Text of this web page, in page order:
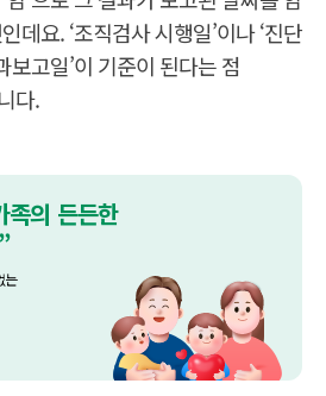
데요. ‘조직검사 시행일’이나 ‘진단
보고일’이 기준이 된다는 점
다.
족의 든든한
는